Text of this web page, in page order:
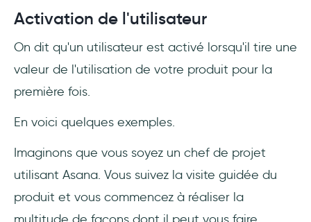
Activation de l'utilisateur
On dit qu'un utilisateur est activé lorsqu'il tire une
valeur de l'utilisation de votre produit pour la
première fois.
En voici quelques exemples.
Imaginons que vous soyez un chef de projet
utilisant Asana. Vous suivez la visite guidée du
produit et vous commencez à réaliser la